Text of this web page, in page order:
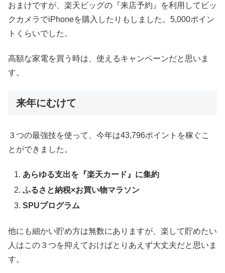
おまけですが、楽天ビッグの『来店予約』を利用してビッ
クカメラでiPhoneを購入したりもしました。5,000ポイン
トくらいでした。
高額な家電を買う時は、使えるキャンペーンだと思いま
す。
来年にむけて
３つの最強技を使って、今年は43,796ポイントを稼ぐこ
とができました。
あらゆる支出を『楽天カード』に集約
ふるさと納税×お買い物マラソン
SPUプログラム
他にも細かい貯め方は無数にありますが、楽して貯めたい
人はこの３つを抑えておけばとりあえず大丈夫だと思いま
す。